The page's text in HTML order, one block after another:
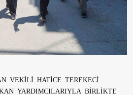
VEKİLİ HATİCE TEREKECİ
YARDIMCILARIYLA BİRLİKTE